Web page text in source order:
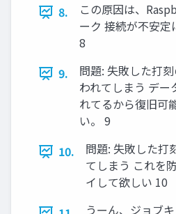
8.
この原因は、
ーク 接続が不安定
8
9.
問題: 失敗した打
われてしまう デ
れてるから復旧可
い。 9
10.
問題: 失敗した打
てしまう これを
イして欲しい 10
うーん、ジョブ